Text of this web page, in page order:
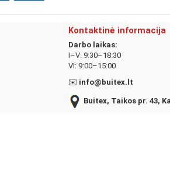
Kontaktinė informacija
Darbo laikas:
I–V: 9:30–18:30
VI: 9:00–15:00
✉️ info@buitex.lt
Buitex, Taikos pr. 43,